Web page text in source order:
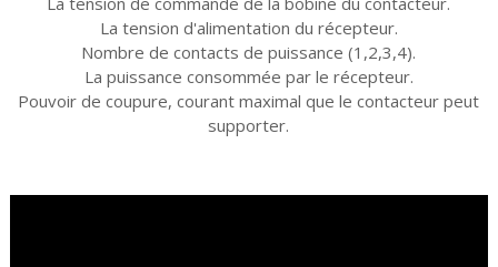
La tension d'alimentation du récepteur.
Nombre de contacts de puissance (1,2,3,4).
La puissance consommée par le récepteur.
Pouvoir de coupure, courant maximal que le contacteur peut
supporter.